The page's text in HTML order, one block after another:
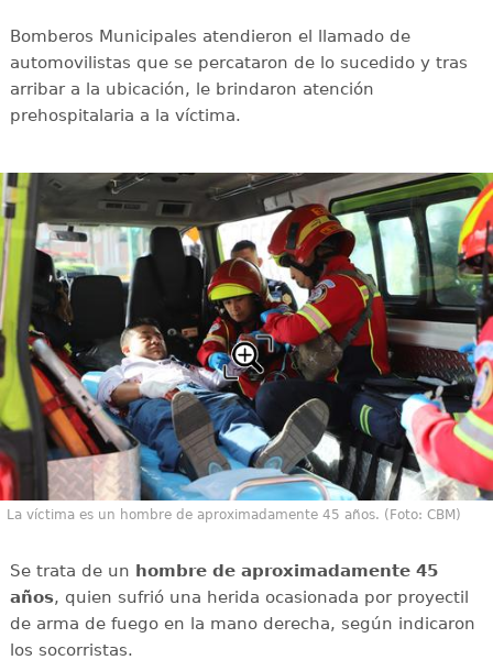
Bomberos Municipales atendieron el llamado de
automovilistas que se percataron de lo sucedido y tras
arribar a la ubicación, le brindaron atención
prehospitalaria a la víctima.
La víctima es un hombre de aproximadamente 45 años. (Foto: CBM)
Se trata de un hombre de aproximadamente 45
años, quien sufrió una herida ocasionada por proyectil
de arma de fuego en la mano derecha, según indicaron
los socorristas.